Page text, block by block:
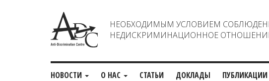
НЕОБХОДИМЫМ УСЛОВИЕМ
НЕДИСКРИМИНАЦИОННОЕ
НОВОСТИ О НАС СТАТЬИ ДОКЛАДЫ ПУБЛИКАЦИИ